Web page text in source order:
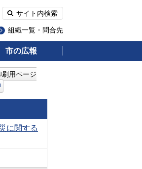
サイト内検索
組織一覧・問合先
市の広報
刷用ページ
に関する